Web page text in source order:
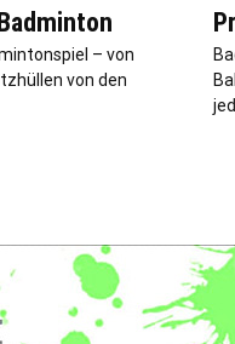
– von
von den